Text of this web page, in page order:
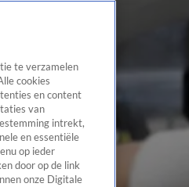
te verzamelen
cookies
en content
van
intrekt,
en essentiële
op ieder
door op de link
onze Digitale